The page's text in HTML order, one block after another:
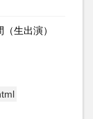
（生出演）